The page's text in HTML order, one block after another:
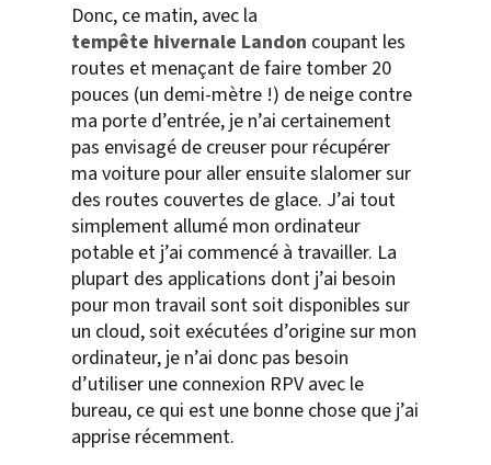
Donc, ce matin, avec la
tempête hivernale Landon coupant les
routes et menaçant de faire tomber 20
pouces (un demi-mètre !) de neige contre
ma porte d’entrée, je n’ai certainement
pas envisagé de creuser pour récupérer
ma voiture pour aller ensuite slalomer sur
des routes couvertes de glace. J’ai tout
simplement allumé mon ordinateur
potable et j’ai commencé à travailler. La
plupart des applications dont j’ai besoin
pour mon travail sont soit disponibles sur
un cloud, soit exécutées d’origine sur mon
ordinateur, je n’ai donc pas besoin
d’utiliser une connexion RPV avec le
bureau, ce qui est une bonne chose que j’ai
apprise récemment.